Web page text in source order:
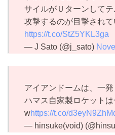
サイルがＵターンして
攻撃するのが目撃されて
https://t.co/StZ5YKL3ga
— J Sato (@j_sato)
アイアンドームは、一
ハマス自家製ロケット
whttps://t.co/
— hinsuke(void)